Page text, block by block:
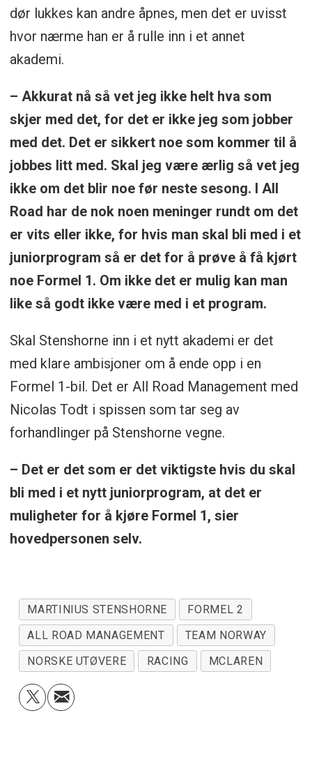
dør lukkes kan andre åpnes, men det er uvisst
hvor nærme han er å rulle inn i et annet
akademi.
– Akkurat nå så vet jeg ikke helt hva som
skjer med det, for det er ikke jeg som jobber
med det. Det er sikkert noe som kommer til å
jobbes litt med. Skal jeg være ærlig så vet jeg
ikke om det blir noe før neste sesong. I All
Road har de nok noen meninger rundt om det
er vits eller ikke, for hvis man skal bli med i et
juniorprogram så er det for å prøve å få kjørt
noe Formel 1. Om ikke det er mulig kan man
like så godt ikke være med i et program.
Skal Stenshorne inn i et nytt akademi er det
med klare ambisjoner om å ende opp i en
Formel 1-bil. Det er All Road Management med
Nicolas Todt i spissen som tar seg av
forhandlinger på Stenshorne vegne.
– Det er det som er det viktigste hvis du skal
bli med i et nytt juniorprogram, at det er
muligheter for å kjøre Formel 1, sier
hovedpersonen selv.
MARTINIUS STENSHORNE
FORMEL 2
ALL ROAD MANAGEMENT
TEAM NORWAY
NORSKE UTØVERE
RACING MCLAREN